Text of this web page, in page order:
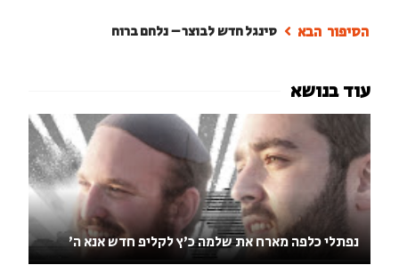
סינגל חדש לבוצר – נלחם ברוח
נפתלי כלפה מארח את שלמה כ'ץ לקליפ חדש אנא ה'